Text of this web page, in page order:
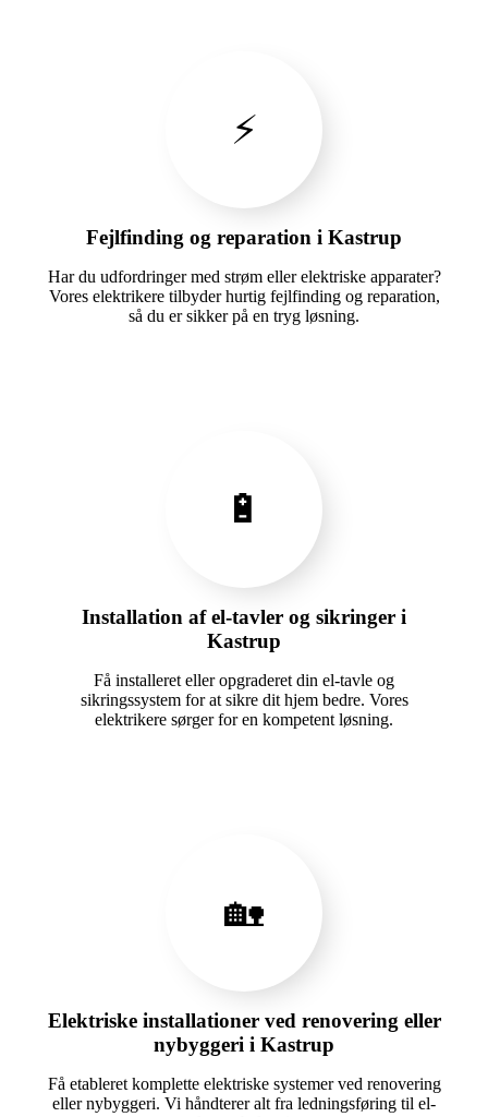
⚡
Fejlfinding og reparation i Kastrup
Har du udfordringer med strøm eller elektriske apparater?
Vores elektrikere tilbyder hurtig fejlfinding og reparation,
så du er sikker på en tryg løsning.
🔋
Installation af el-tavler og sikringer i
Kastrup
Få installeret eller opgraderet din el-tavle og
sikringssystem for at sikre dit hjem bedre. Vores
elektrikere sørger for en kompetent løsning.
🏡
Elektriske installationer ved renovering eller
nybyggeri i Kastrup
Få etableret komplette elektriske systemer ved renovering
eller nybyggeri. Vi håndterer alt fra ledningsføring til el-